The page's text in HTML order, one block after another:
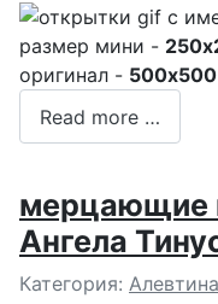
размер мини -
оригинал - 500x500
Read more …
мерцающие
Ангела
Подробности
Категория: